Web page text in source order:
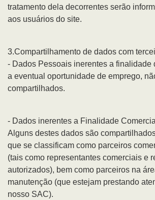
tratamento dela decorrentes serão
aos usuários do site.
3.Compartilhamento de dados com
- Dados Pessoais inerentes a finalidade
a eventual oportunidade de emprego,
compartilhados.
- Dados inerentes a Finalidade Comercial
Alguns destes dados são
que se classificam como parceiros
(tais como representantes comerciais e
autorizados), bem como parceiros na
manutenção (que estejam prestando
nosso SAC).